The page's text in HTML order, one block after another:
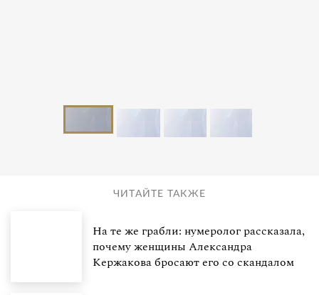
ЧИТАЙТЕ ТАКЖЕ
На те же грабли: нумеролог рассказала,
почему женщины Александра
Кержакова бросают его со скандалом